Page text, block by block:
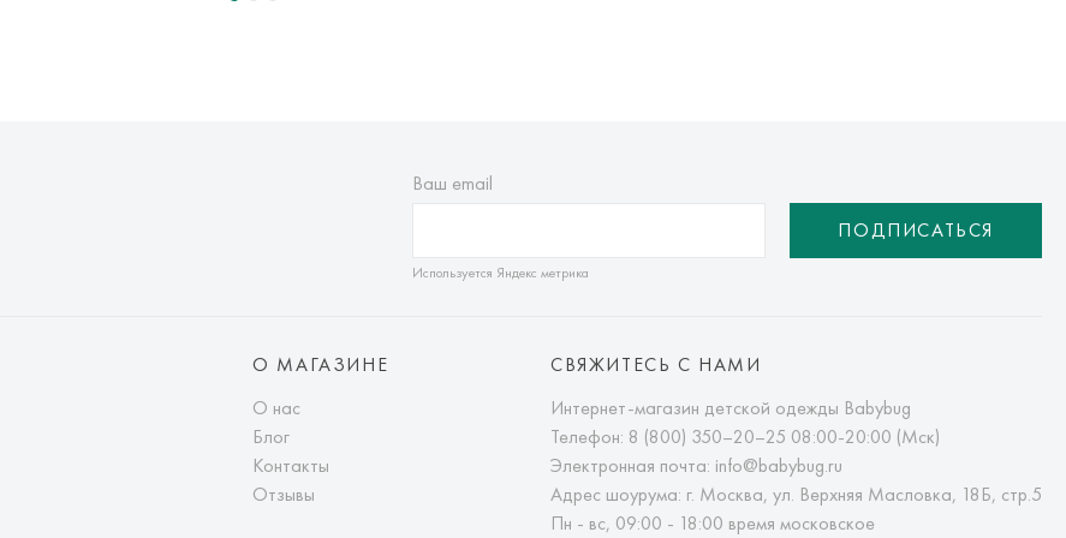
Ваш email
Используется Яндекс метрика
ПОДПИСАТЬСЯ
О МАГАЗИНЕ
О нас
Блог
Контакты
Отзывы
СВЯЖИТЕСЬ С НАМИ
Интернет-магазин детской одежды Babybug
Телефон: 8 (800) 350–20–25 08:00-20:00 (Мск)
Электронная почта: info@babybug.ru
Адрес шоурума: г. Москва, ул. Верхняя Масловка, 18Б, стр.5
Пн - вс, 09:00 - 18:00 время московское